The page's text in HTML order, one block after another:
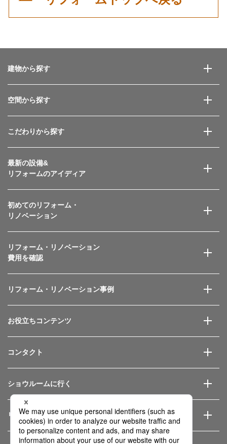
建物から探す
空間から探す
こだわりから探す
最新の設備&
リフォームのアイディア
初めてのリフォーム・
リノベーション
リフォーム・リノベーション
費用を確認
リフォーム・リノベーション事例
お役立ちコンテンツ
コンタクト
ショウルームに行く
リフォーム会社を探す